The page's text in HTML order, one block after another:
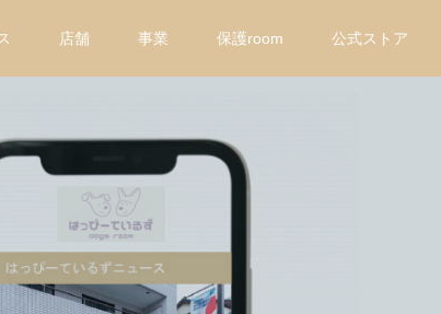
店舗 事業 保護room 公式ストア